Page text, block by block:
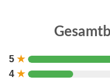
5 ★
4 ★